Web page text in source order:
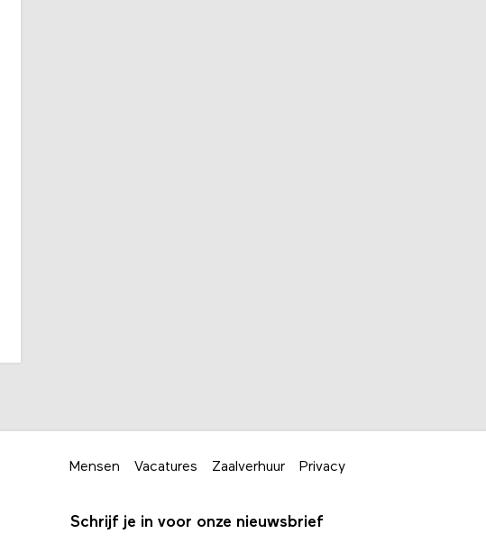
Mensen Vacatures Zaalverhuur Privacy
Schrijf je in voor onze nieuwsbrief